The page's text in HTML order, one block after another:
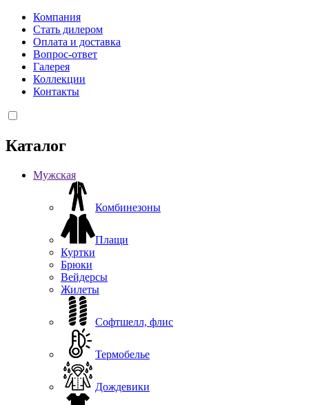
Компания
Стать дилером
Оплата и доставка
Вопрос-ответ
Галерея
Коллекции
Контакты
Каталог
Мужская
Комбинезоны
Плащи
Куртки
Брюки
Вейдерсы
Жилеты
Софтшелл, флис
Термобелье
Дождевики